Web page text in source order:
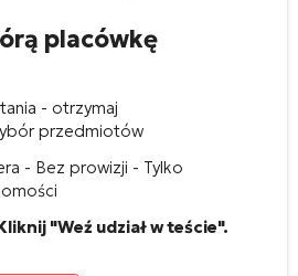
placówkę
- otrzymaj
przedmiotów
- Bez prowizji - Tylko
"Weź udział w teście".